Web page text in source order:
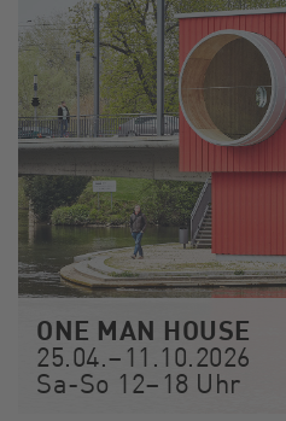
ONE MAN HOUSE
25.04.–11.10.2026
Sa-So 12–18 Uhr